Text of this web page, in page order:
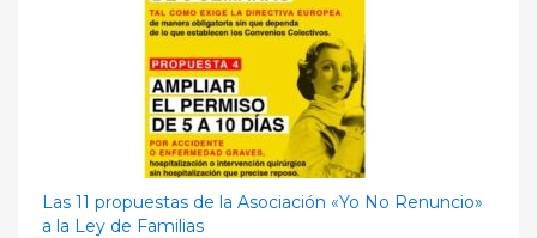
Las 11 propuestas de la Asociación «Yo No Renuncio»
a la Ley de Familias